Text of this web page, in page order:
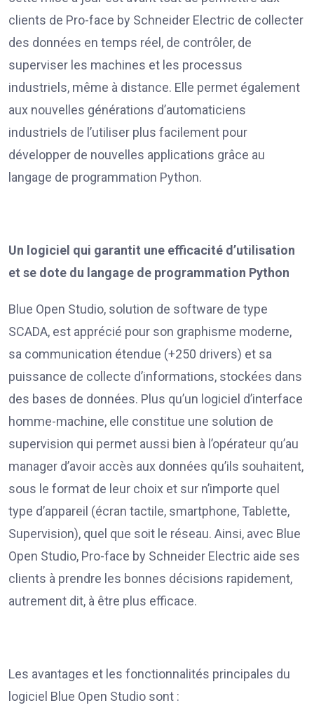
clients de Pro-face by Schneider Electric de collecter
des données en temps réel, de contrôler, de
superviser les machines et les processus
industriels, même à distance. Elle permet également
aux nouvelles générations d’automaticiens
industriels de l’utiliser plus facilement pour
développer de nouvelles applications grâce au
langage de programmation Python.
Un logiciel qui garantit une efficacité d’utilisation
et se dote du langage de programmation Python
Blue Open Studio, solution de software de type
SCADA, est apprécié pour son graphisme moderne,
sa communication étendue (+250 drivers) et sa
puissance de collecte d’informations, stockées dans
des bases de données. Plus qu’un logiciel d’interface
homme-machine, elle constitue une solution de
supervision qui permet aussi bien à l’opérateur qu’au
manager d’avoir accès aux données qu’ils souhaitent,
sous le format de leur choix et sur n’importe quel
type d’appareil (écran tactile, smartphone, Tablette,
Supervision), quel que soit le réseau. Ainsi, avec Blue
Open Studio, Pro-face by Schneider Electric aide ses
clients à prendre les bonnes décisions rapidement,
autrement dit, à être plus efficace.
Les avantages et les fonctionnalités principales du
logiciel Blue Open Studio sont :